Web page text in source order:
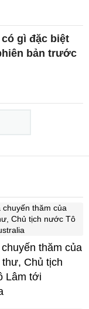
gì đặc biệt
bản trước
thăm của
Chủ tịch
Lâm tới